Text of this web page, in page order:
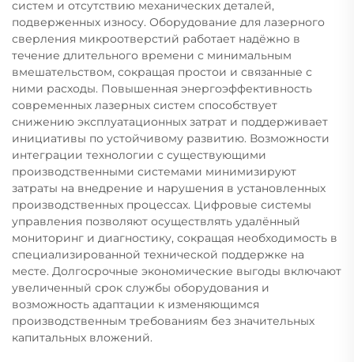
систем и отсутствию механических деталей,
подверженных износу. Оборудование для лазерного
сверления микроотверстий работает надёжно в
течение длительного времени с минимальным
вмешательством, сокращая простои и связанные с
ними расходы. Повышенная энергоэффективность
современных лазерных систем способствует
снижению эксплуатационных затрат и поддерживает
инициативы по устойчивому развитию. Возможности
интеграции технологии с существующими
производственными системами минимизируют
затраты на внедрение и нарушения в установленных
производственных процессах. Цифровые системы
управления позволяют осуществлять удалённый
мониторинг и диагностику, сокращая необходимость в
специализированной технической поддержке на
месте. Долгосрочные экономические выгоды включают
увеличенный срок службы оборудования и
возможность адаптации к изменяющимся
производственным требованиям без значительных
капитальных вложений.